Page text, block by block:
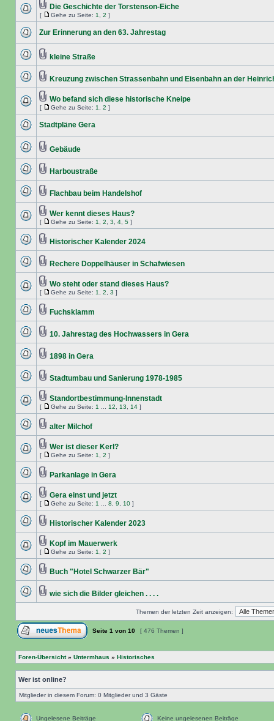
Die Geschichte der Torstenson-Eiche
[ Gehe zu Seite: 1 2 ]
Zur Erinnerung an den 63. Jahrestag
kleine Straße
Kreuzung zwischen Strassenbahn und Eisenbahn an der
Wo befand sich diese historische Kneipe
[ Gehe zu Seite: 1 2 ]
Stadtpläne Gera
Gebäude
Harboustraße
Flachbau beim Handelshof
Wer kennt dieses Haus?
[ Gehe zu Seite: 1 2 3 4 5 ]
Historischer Kalender 2024
Rechere Doppelhäuser in Schafwiesen
Wo steht oder stand dieses Haus?
[ Gehe zu Seite: 1 2 3 ]
Fuchsklamm
10. Jahrestag des Hochwassers in Gera
1898 in Gera
Stadtumbau und Sanierung 1978-1985
Standortbestimmung-Innenstadt
[ Gehe zu Seite: 1 12 13 14 ]
alter Milchof
Wer ist dieser Kerl?
[ Gehe zu Seite: 1 2 ]
Parkanlage in Gera
Gera einst und jetzt
[ Gehe zu Seite: 1 8 9 10 ]
Historischer Kalender 2023
Kopf im Mauerwerk
[ Gehe zu Seite: 1 2 ]
Buch "Hotel Schwarzer Bär"
wie sich die Bilder gleichen . . . .
Themen der letzten Zeit anzeigen:
Seite 1 von 10 [ 476 Themen ]
Foren-Übersicht» Untermhaus » Historisches
Wer ist online?
Mitglieder in diesem Forum: 0 Mitglieder und 3 Gäste
Ungelesene Beiträge Keine ungelesenen Beiträge